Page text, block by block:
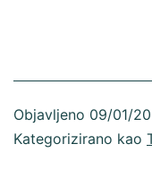
Objavljeno 09/01/
Kategorizirano kao